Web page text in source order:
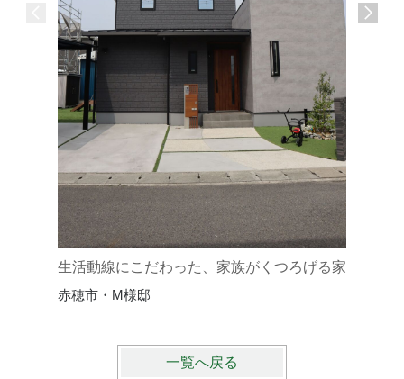
生活動線にこだわった、家族がくつろげる家
赤穂市・M様邸
一覧へ戻る